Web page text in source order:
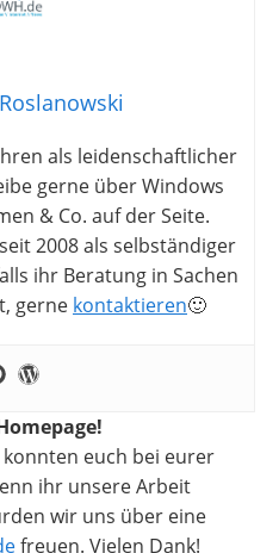
als leidenschaftlicher
gerne über Windows
& Co. auf der Seite.
2008 als selbständiger
ihr Beratung in Sachen
gerne kontaktieren🙂
euch bei eurer
ihr unsere Arbeit
wir uns über eine
freuen. Vielen Dank!